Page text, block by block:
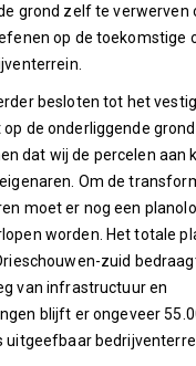
grond zelf te verwerven
op de toekomstige
besloten tot het
de onderliggende
dat wij de percelen aan
Om de
moet er nog een
worden. Het totale
zuid
van infrastructuur en
blijft er ongeveer
uitgeefbaar